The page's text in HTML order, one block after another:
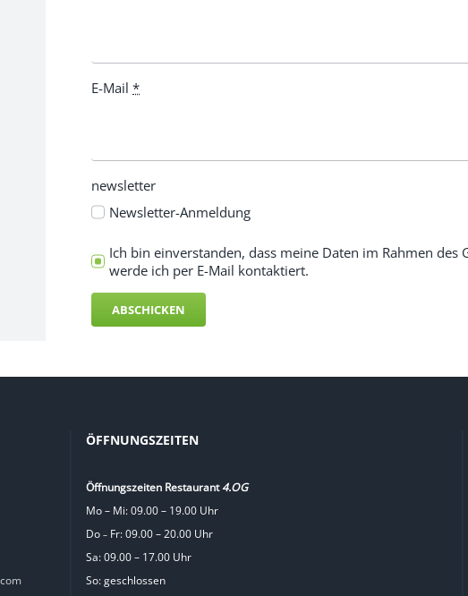
E-Mail*
newsletter
Newsletter-Anmeldung
Ich bin einverstanden, dass meine Daten im Rahmen
werde ich per E-Mail kontaktiert.
ABSCHICKEN
ÖFFNUNGSZEITEN
Öffnungszeiten Restaurant4.OG
Mo – Mi: 09.00 – 19.00 Uhr
Do –Fr: 09.00 – 20.00 Uhr
Sa: 09.00 – 17.00 Uhr
So: geschlossen